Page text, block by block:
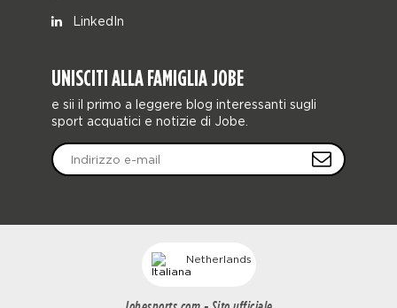
LinkedIn
UNISCITI ALLA FAMIGLIA JOBE
e sii il primo a leggere blog interessanti sugli
sport acquatici e notizie di Jobe.
Netherlands